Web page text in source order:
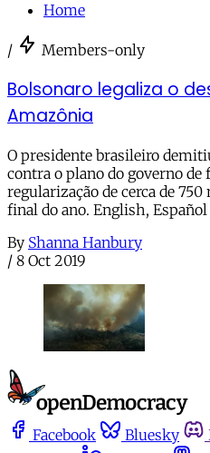
Home
/ Members-only
Bolsonaro legaliza o
Amazônia
O presidente brasileiro
contra o plano do governo de
regularização de cerca de
final do ano. English, Español
By Shanna Hanbury
/ 8 Oct 2019
Facebook Bluesky